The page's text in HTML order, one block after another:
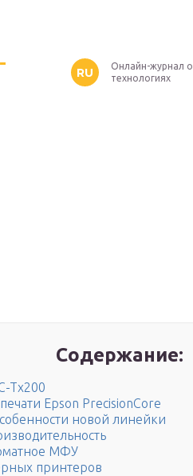
RU
Онлайн-журнал о
технологиях
Содержание:
Tx200
Epson PrecisionCore
новой линейки
МФУ
принтеров